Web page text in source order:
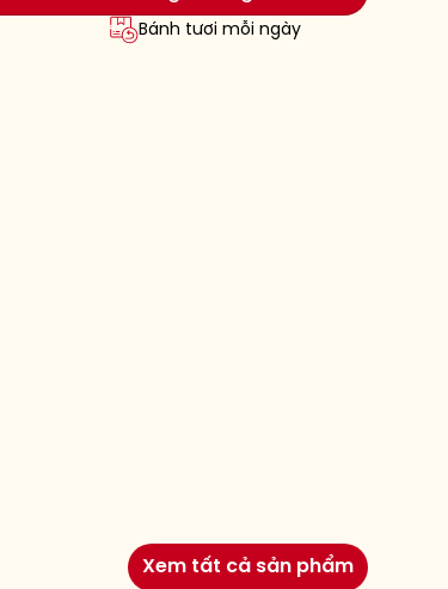
Bánh tươi mỗi ngày
Xem tất cả sản phẩm